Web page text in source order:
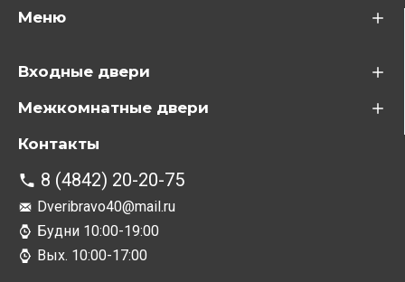
Меню
Входные двери
Межкомнатные двери
Контакты
8 (4842) 20-20-75
Dveribravo40@mail.ru
Будни 10:00-19:00
Вых. 10:00-17:00